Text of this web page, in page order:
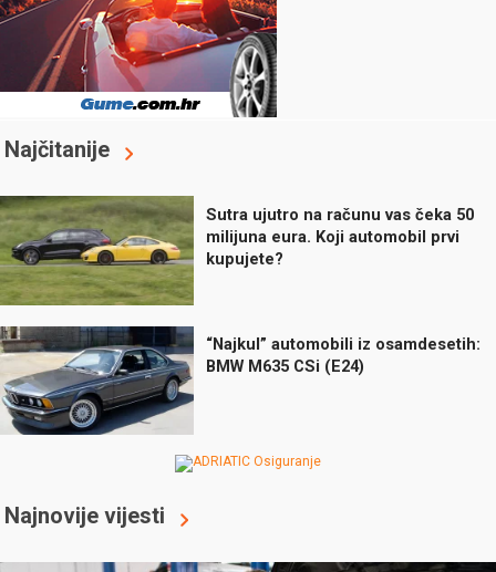
Najčitanije
Sutra ujutro na računu vas čeka 50
milijuna eura. Koji automobil prvi
kupujete?
“Najkul” automobili iz osamdesetih:
BMW M635 CSi (E24)
Najnovije vijesti